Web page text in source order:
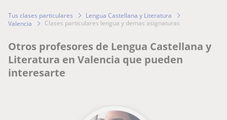
Tus clases particulares
Lengua Castellana y Literatura
Valencia
clases particulares lengua y demas asignaturas
Otros profesores de Lengua Castellana y
Literatura en Valencia que pueden
interesarte